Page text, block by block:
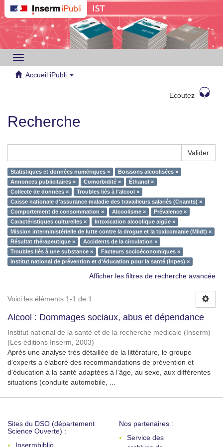
Toggle
navigation
Accueil iPubli
Ecoutez
Recherche
Valider
Statistiques et données numériques ×
Boissons alcoolisées ×
Annonces publicitaires ×
Comorbidité ×
Éthanol ×
Collecte de données ×
Troubles liés à l'alcool ×
Caisse nationale d'assurance maladie des travailleurs salariés (Cnamts) ×
Comportement de consommation ×
Alcoolisme ×
Prévalence ×
Caractéristiques culturelles ×
Intoxication alcoolique aigüe ×
Mission interministérielle de lutte contre la drogue et la toxicomanie (Mildt) ×
Résultat thérapeutique ×
Accidents de la circulation ×
Troubles liés à une substance ×
Facteurs socioéconomiques ×
Institut national de prévention et d'éducation pour la santé (Inpes) ×
Afficher les filtres de recherche avancée
Voici les éléments 1-1 de 1
Alcool : Dommages sociaux, abus et dépendance
Institut national de la santé et de la recherche médicale (Inserm)
(Les éditions Inserm, 2003)
Après une analyse très détaillée de la littérature, le groupe
d’experts a élaboré des recommandations de prévention et
d’éducation à la santé adaptées à l’âge, au sexe, aux différentes
situations (conduite automobile, ...
Sites du DSO (département
Science Ouverte) :
Insermbiblio
Nos partenaires :
Service des